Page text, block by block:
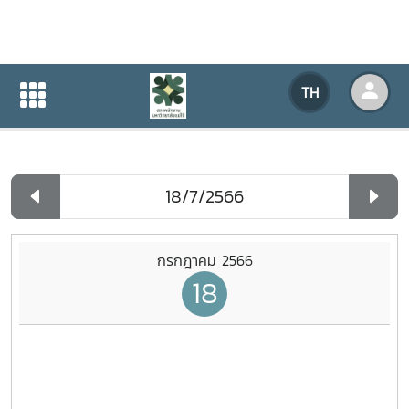
TH
ปฏิทินกิจกรรมของหน่วยงาน
ปฏิทินกิจกรรมของหน่วยงาน
กรกฎาคม 2566
18